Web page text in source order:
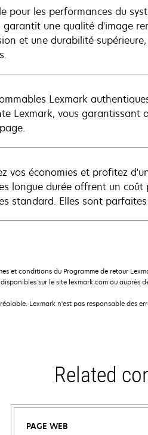
pour les performances du
une qualité d'image
et une durabilité
Lexmark
Lexmark, vous garantissant
vos économies et profitez
longue durée offrent un
standard. Elles sont
et conditions du Programme de retour
sur le site lexmark.com ou auprès
Lexmark n'est pas responsable des
Related
PAGE WEB